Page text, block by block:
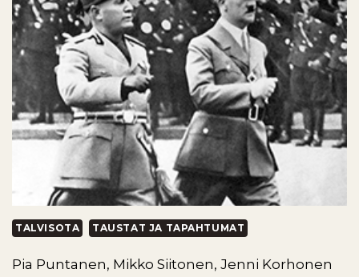
TALVISOTA TAUSTAT JA TAPAHTUMAT
Pia Puntanen, Mikko Siitonen, Jenni Korhonen